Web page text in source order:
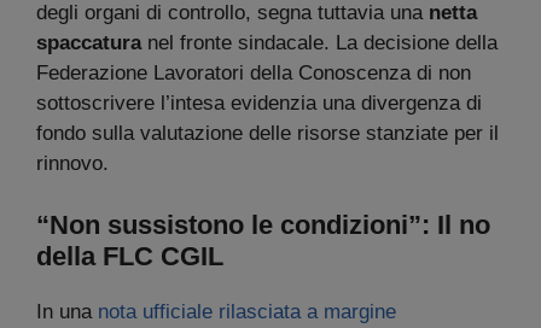
degli organi di controllo, segna tuttavia una netta
spaccaturanel fronte sindacale. La decisione della
Federazione Lavoratori della Conoscenza di non
sottoscrivere l’intesa evidenzia una divergenza di
fondo sulla valutazione delle risorse stanziate per il
rinnovo.
“Non sussistono le condizioni”: Il no
della FLC CGIL
In una nota ufficiale rilasciata a margine